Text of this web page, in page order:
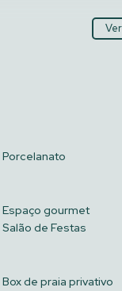
separada e o
imóvel, com
split,
vagas de garagem,
de lazer
e playgrou
individuais de
deseja morar
imóvel pronto para
Porcelanato
Espaço gourmet
Salão de Festas
Box de praia privativo